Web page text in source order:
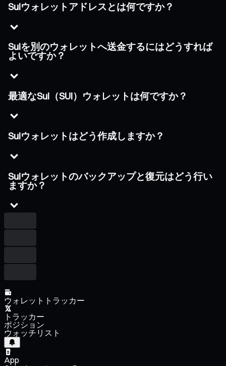
Suiウォレットアドレスとは何ですか？
Suiを別のウォレットへ送金するにはどうすれば
よいですか？
最適なSui（SUI）ウォレットは何ですか？
Suiウォレットはどう作成しますか？
Suiウォレットのバックアップと復元はどう行い
ますか？
ウォレットトラッカー
トラッカー
ポジション
ウォッチリスト
App